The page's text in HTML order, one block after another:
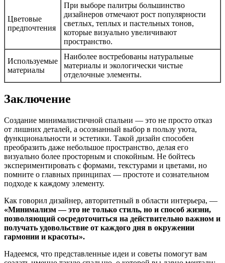
Цветовые
предпочтения
При выборе палитры большинство
дизайнеров отмечают рост популярности
светлых, теплых и пастельных тонов,
которые визуально увеличивают
пространство.
Используемые
материалы
Наиболее востребованы натуральные
материалы и экологически чистые
отделочные элементы.
Заключение
Создание минималистичной спальни — это не просто отказ
от лишних деталей, а осознанный выбор в пользу уюта,
функциональности и эстетики. Такой дизайн способен
преобразить даже небольшое пространство, делая его
визуально более просторным и спокойным. Не бойтесь
экспериментировать с формами, текстурами и цветами, но
помните о главных принципах — простоте и сознательном
подходе к каждому элементу.
Как говорил дизайнер, авторитетный в области интерьера, —
«Минимализм — это не только стиль, но и способ жизни,
позволяющий сосредоточиться на действительно важном и
получать удовольствие от каждого дня в окружении
гармонии и красоты».
Надеемся, что представленные идеи и советы помогут вам